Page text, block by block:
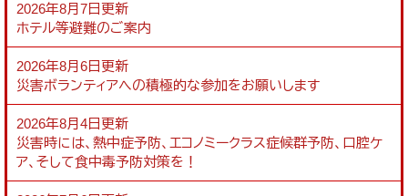
2026年8月7日更新
ホテル等避難のご案内
2026年8月6日更新
災害ボランティアへの積極的な参加をお願いします
2026年8月4日更新
災害時には、熱中症予防、エコノミークラス症候群予防、口腔ケ
ア、そして食中毒予防対策を！